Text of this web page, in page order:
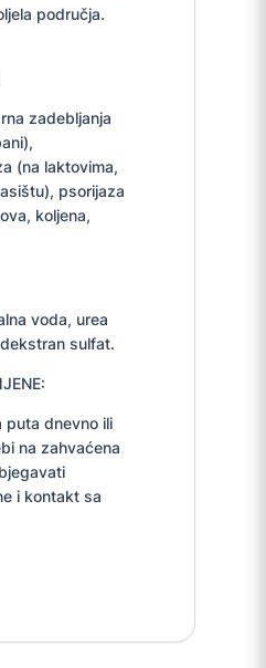
područja.
zadebljanja
(na laktovima,
psorijaza
koljena,
voda, urea
sulfat.
puta dnevno ili
na zahvaćena
i kontakt sa